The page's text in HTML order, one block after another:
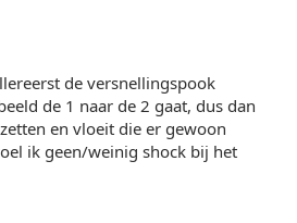
de versnellingspook
de 1 naar de 2 gaat, dus dan
en vloeit die er gewoon
ik geen/weinig shock bij het